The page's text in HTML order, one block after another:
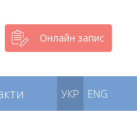
Онлайн запис
УКР ENG